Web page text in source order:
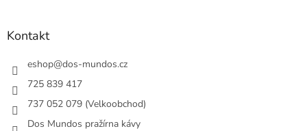
Kontakt
eshop@dos-mundos.cz
725 839 417
737 052 079 (Velkoobchod)
Dos Mundos pražírna kávy